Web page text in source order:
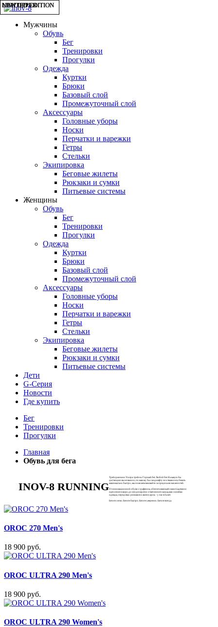
Мужчины
Обувь
Бег
Тренировки
Прогулки
Одежда
Куртки
Брюки
Базовый слой
Промежуточный слой
Аксессуары
Головные уборы
Носки
Перчатки и варежки
Гетры
Стельки
Экипировка
Беговые жилеты
Рюкзаки и сумки
Питьевые системы
Женщины
Обувь
Бег
Тренировки
Прогулки
Одежда
Куртки
Брюки
Базовый слой
Промежуточный слой
Аксессуары
Головные уборы
Носки
Перчатки и варежки
Гетры
Стельки
Экипировка
Беговые жилеты
Рюкзаки и сумки
Питьевые системы
Дети
G-Серия
Новости
Где купить
Бег
Тренировки
Прогулки
Главная
Обувь для бега
INOV-8 RUNNING
Трейлраннинг. Ультра-трейлы. Горный бег. Любой бег. На какую бы
дистанцию вы не вышли, по какому бы ландшафту не отважились бежать
максимально быстро, мы поможем вам выйти за пределы возможностей.
От инновационной обуви с графеном, обеспечивающей самое надёжное
сцепление в мире, до неоднократно отмеченной наградами линейки
одежды, передовых рюкзаков и аксессуаров, - у нас есть всё.
Бегите легко. Бегите быстро. Бегите уверенно. Бегите всегда.
OROC 270 Men's
18 900 руб.
OROC ULTRA 290 Men's
18 900 руб.
OROC ULTRA 290 Women's
NEW UPPER
NEW UPPER
LIMITED EDITION
LIMITED EDITION